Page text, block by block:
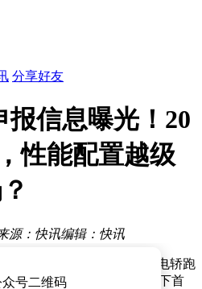
分享好友
信息曝光！20
性能配置越级
源：快讯编辑：快讯
中，吉利银河一款全新纯电轿跑
的车型，是银河品牌旗下首